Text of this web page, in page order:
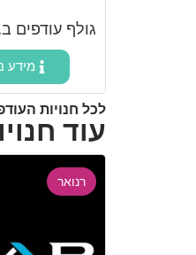
גולף עודפים
מידע
לכל חנויות
עוד
רנואר